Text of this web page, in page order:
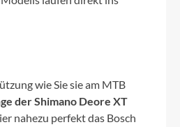
wie Sie sie am MTB
der Shimano Deore XT
nahezu perfekt das Bosch